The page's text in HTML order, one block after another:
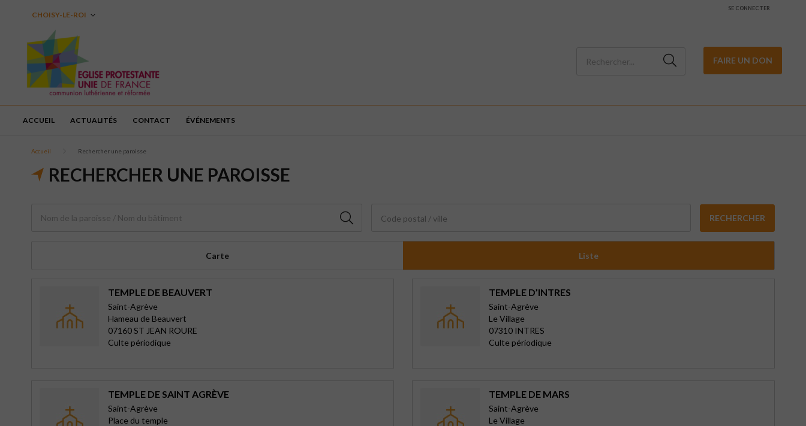
CHOISY-LE-ROI
SE CONNECTER
FAIRE UN DON
ACCUEIL ACTUALITÉS CONTACT ÉVÉNEMENTS
Accueil Rechercher une paroisse
RECHERCHER UNE PAROISSE
Code postal / ville RECHERCHER
Carte Liste
TEMPLE DE BEAUVERT
Saint-Agrève
Hameau de Beauvert
07160 ST JEAN ROURE
Culte périodique
TEMPLE D’INTRES
Saint-Agrève
Le Village
07310 INTRES
Culte périodique
TEMPLE DE SAINT AGRÈVE
Saint-Agrève
Place du temple
TEMPLE DE MARS
Saint-Agrève
Le Village